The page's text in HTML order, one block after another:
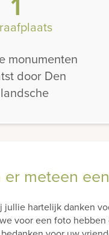
monumenten
door Den
er meteen
hartelijk danken
voor een foto